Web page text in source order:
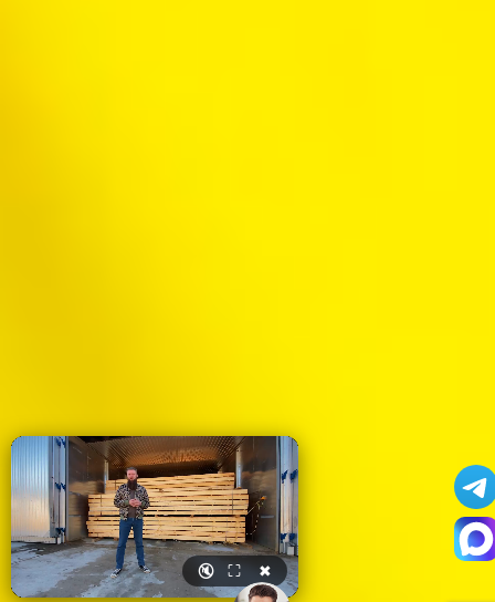
🔇 ⛶ ✖